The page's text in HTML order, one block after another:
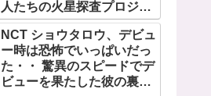
人たちの火星探査プロジェ
クト！ 「ガリレオ 目を覚
ます宇宙」10月10日（水）
日本初放送決定
NCT ショウタロウ、デビュ
ー時は恐怖でいっぱいだっ
た・・ 驚異のスピードでデ
ビューを果たした彼の裏話